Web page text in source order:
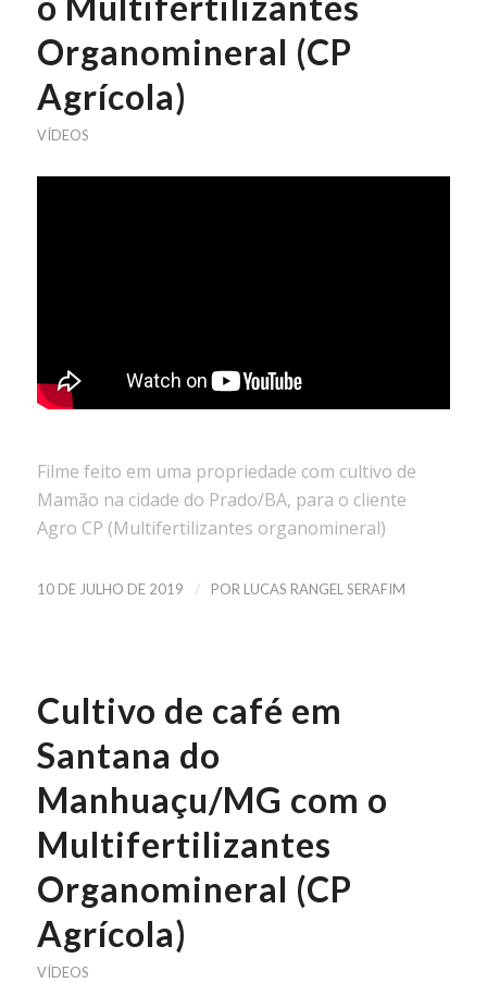
Organomineral (CP
Agrícola)
VÍDEOS
Filme feito em uma propriedade com cultivo de
Mamão na cidade do Prado/BA, para o cliente
Agro CP (Multifertilizantes organomineral)
10 DE JULHO DE 2019 / POR LUCAS RANGEL SERAFIM
Cultivo de café em
Santana do
Manhuaçu/MG com o
Multifertilizantes
Organomineral (CP
Agrícola)
VÍDEOS